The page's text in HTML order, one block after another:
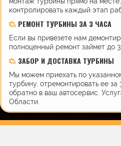
контролировать каждый этап
РЕМОНТ ТУРБИНЫ ЗА 3 ЧАСА
Если вы привезете нам
полноценный ремонт займет до 3
ЗАБОР И ДОСТАВКА ТУРБИНЫ
Мы можем приехать по
турбину, отремонтировать ее за
обратно в ваш автосервис.
Области.